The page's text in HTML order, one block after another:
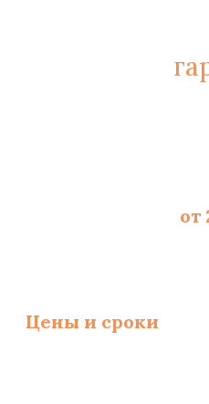
от
Цены и сроки